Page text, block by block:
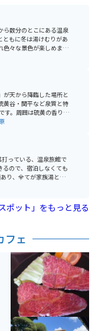
ら数分のとこにある温泉
ともに冬は湯けむりがあ
色々な景色が楽しめま
イミングによっては混
が天から降臨した場所と
黄谷・関平など泉質と特
す。周囲は硫黄の香りに
する施設では足湯を楽
っている、温泉旅館で
るので、宿泊しなくても
り、全てが家族湯となっ
、真っ赤に紅葉した紅
認後、指定の露天風呂を
入浴できます。 立ち
イク専用の駐輪場はあり
りますので、何度行って
ポット」をもっと見る
フェ